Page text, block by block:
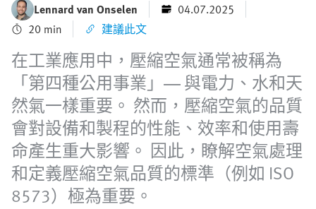
Lennard van Onselen
04.07.2025
20 min
建議此文
在工業應用中，壓縮空氣通常被稱為
「第四種公用事業」— 與電力、水和天
然氣一樣重要。 然而，壓縮空氣的品質
會對設備和製程的性能、效率和使用壽
命產生重大影響。 因此，瞭解空氣處理
和定義壓縮空氣品質的標準（例如 ISO
8573）極為重要。